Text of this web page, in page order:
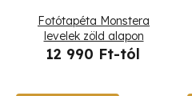
Fotótapéta Monstera
levelek zöld alapon
12 990 Ft-tól